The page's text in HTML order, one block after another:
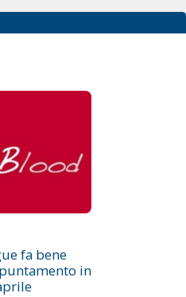
fa bene
in